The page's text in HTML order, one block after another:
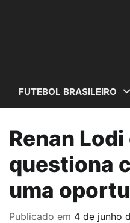
FUTEBOL BRASILEIRO
Renan
questiona
uma
Publicado em 4 de junho